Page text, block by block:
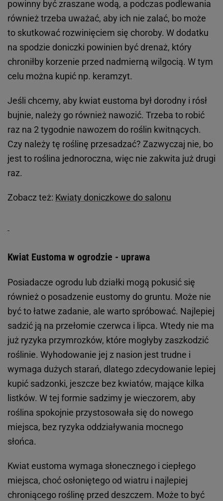
powinny być zraszane wodą, a podczas podlewania
również trzeba uważać, aby ich nie zalać, bo może
to skutkować rozwinięciem się choroby. W dodatku
na spodzie doniczki powinien być drenaż, który
chroniłby korzenie przed nadmierną wilgocią. W tym
celu można kupić np. keramzyt.
Jeśli chcemy, aby kwiat eustoma był dorodny i rósł
bujnie, należy go również nawozić. Trzeba to robić
raz na 2 tygodnie nawozem do roślin kwitnących.
Czy należy tę roślinę przesadzać? Zazwyczaj nie, bo
jest to roślina jednoroczna, więc nie zakwita już drugi
raz.
Zobacz też: Kwiaty doniczkowe do salonu
Kwiat Eustoma w ogrodzie - uprawa
Posiadacze ogrodu lub działki mogą pokusić się
również o posadzenie eustomy do gruntu. Może nie
być to łatwe zadanie, ale warto spróbować. Najlepiej
sadzić ją na przełomie czerwca i lipca. Wtedy nie ma
już ryzyka przymrozków, które mogłyby zaszkodzić
roślinie. Wyhodowanie jej z nasion jest trudne i
wymaga dużych starań, dlatego zdecydowanie lepiej
kupić sadzonki, jeszcze bez kwiatów, mające kilka
listków. W tej formie sadzimy je wieczorem, aby
roślina spokojnie przystosowała się do nowego
miejsca, bez ryzyka oddziaływania mocnego
słońca.
Kwiat eustoma wymaga słonecznego i ciepłego
miejsca, choć osłoniętego od wiatru i najlepiej
chroniącego roślinę przed deszczem. Może to być